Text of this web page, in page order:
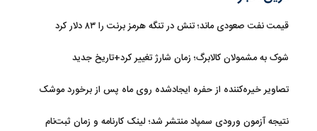
قیمت نفت صعودی ماند؛ تنش در تنگه هرمز برنت را ۸۳ دلار کرد
شوک به مشمولان کالابرگ؛ زمان شارژ تغییر کرد+تاریخ جدید
تصاویر خیره‌کننده از حفره ایجادشده روی ماه پس از برخورد موشک
فالکون ۹
نتیجه آزمون ورودی سمپاد منتشر شد؛ لینک کارنامه و زمان ثبت‌نام